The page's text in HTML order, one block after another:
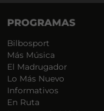
PROGRAMAS
Bilbosport
Más Música
El Madrugador
Lo Más Nuevo
Informativos
En Ruta